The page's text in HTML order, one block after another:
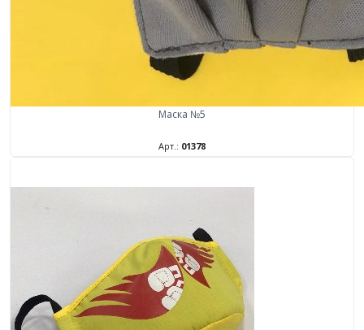
Маска №5
Арт.: 01378